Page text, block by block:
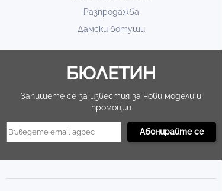
Разпродажба
Дамски ботуши
БЮЛЕТИН
Запишете се за известия за нови модели и
промоции